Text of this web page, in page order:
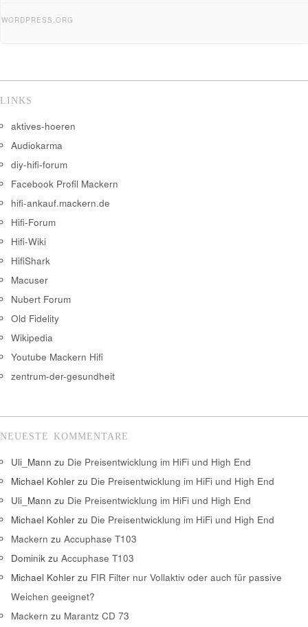
WORDPRESS.ORG
LINKS
aktives-hoeren
Audiokarma
diy-hifi-forum
Facebook Profil Mackern
hifi-ankauf.mackern.de
Hifi-Forum
Hifi-Wiki
HifiShark
Macuser
Nubert Forum
Old Fidelity
Wikipedia
Youtube Mackern Hifi
zentrum-der-gesundheit
NEUESTE KOMMENTARE
Uli_Mann zu Die Preisentwicklung im HiFi und High End
Michael Kohler zu Die Preisentwicklung im HiFi und High End
Uli_Mann zu Die Preisentwicklung im HiFi und High End
Michael Kohler zu Die Preisentwicklung im HiFi und High End
Mackern zu Accuphase T103
Dominik zu Accuphase T103
Michael Kohler zu FIR Filter nur Vollaktiv oder auch für passive
Weichen geeignet?
Mackern zu Marantz CD 73